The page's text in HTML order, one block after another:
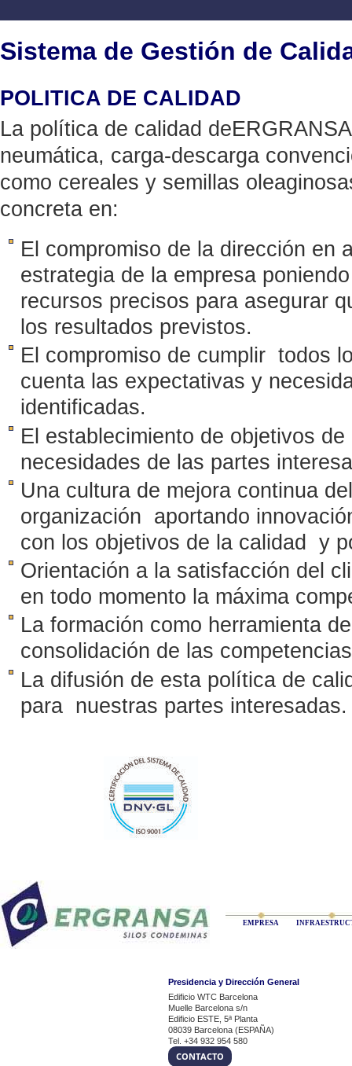
Sistema de Gestión de
POLITICA DE CALIDAD
La política de calidad
neumática, carga-descarga
como cereales y semillas
concreta en:
El compromiso de la dirección en
estrategia de la empresa
recursos precisos para asegurar
los resultados previstos.
El compromiso de cumplir todos
cuenta las expectativas y
identificadas.
El establecimiento de objetivos
necesidades de las partes
Una cultura de mejora continua
organización aportando
con los objetivos de la calidad y
Orientación a la satisfacción del
en todo momento la máxima
La formación como herramienta
consolidación de las
La difusión de esta política de
para nuestras partes interesadas.
EMPRESA
Presidencia y Dirección General
Edificio WTC Barcelona
Muelle Barcelona s/n
Edificio ESTE, 5ª Planta
08039 Barcelona (ESPAÑA)
Tel. +34 932 954 580
CONTACTO